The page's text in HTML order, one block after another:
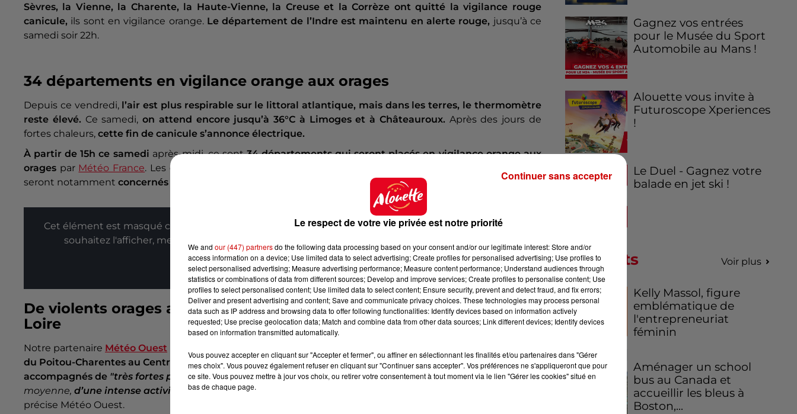
Sèvres, la Vienne, la Charente, la Haute-Vienne, la Creuse et la Corrèze ont quitté la vigilance rouge
canicule, ils sont en vigilance orange. Le département de l’Indre est maintenu en alerte rouge, jusqu’à ce
samedi soir 22h.
34 départements en vigilance orange aux orages
Depuis ce vendredi, l’air est plus respirable sur le littoral atlantique, mais dans les terres, le thermomètre
reste élevé. Ce samedi,on attend encore jusqu’à 36°C à Limoges et à Châteauroux. Après des jours de
fortes chaleurs, cette fin de canicule s’annonce électrique.
À partir de 15h ce samedi après-midi, ce sont34 départements qui seront placés en vigilance orange aux
orages par Météo France. Les départements du Centre-Val-de-Loire, la Vienne, la Charente et la Gironde
seront notamment concernés par cette alerte.
Cet élément est masqué compte-tenu du refus du dépôt de cookies que vous avez exprimé. Si vous
souhaitez l'afficher, merci de nous donner votre accord en cliquant sur le bouton ci-dessous.
Afficher l'élément
De violents orages attendus du Poitou-Charentes au Centre-Val-de-
Loire
Notre partenaire Météo Ouest
du Poitou-Charentes au Centre-Val-de-Loire. Ces orages seront probablementtrès violents, et seront
accompagnés de "très fortes précipitations,plus de 30 mm en peu de temps,de la grêlede taille
moyenne, d’une intense activité électriqueainsi que
précise Météo Ouest.
Gagnez vos entrées
pour le Musée du Sport
Automobile au Mans !
Alouette vous invite à
Futuroscope Xperiences
!
Le Duel - Gagnez votre
balade en jet ski !
Podcasts Voir plus
Kelly Massol, figure
emblématique de
l'entrepreneuriat
féminin
Aménager un school
bus au Canada et
accueillir les bleus à
Boston,...
Le respect de votre vie privée est notre priorité
We and our (447) partnersdo the following data processing based on your consent and/or our legitimate interest: Store and/or
access information on a device; Use limited data to select advertising; Create profiles for personalised advertising; Use profiles to
select personalised advertising; Measure advertising performance; Measure content performance; Understand audiences through
statistics or combinations of data from different sources; Develop and improve services; Create profiles to personalise content; Use
profiles to select personalised content; Use limited data to select content; Ensure security, prevent and detect fraud, and fix errors;
Deliver and present advertising and content; Save and communicate privacy choices. These technologies may process personal
data such as IP address and browsing data to offer following functionalities: Identify devices based on information actively
requested; Use precise geolocation data; Match and combine data from other data sources; Link different devices; Identify devices
based on information transmitted automatically.
Vous pouvez accepter en cliquant sur "Accepter et fermer", ou affiner en sélectionnant les finalités et/ou partenaires dans "Gérer
mes choix". Vous pouvez également refuser en cliquant sur "Continuer sans accepter". Vos préférences ne s'appliqueront que pour
ce site. Vous pouvez mettre à jour vos choix, ou retirer votre consentement à tout moment via le lien "Gérer les cookies" situé en
bas de chaque page.
Continuer sans accepter